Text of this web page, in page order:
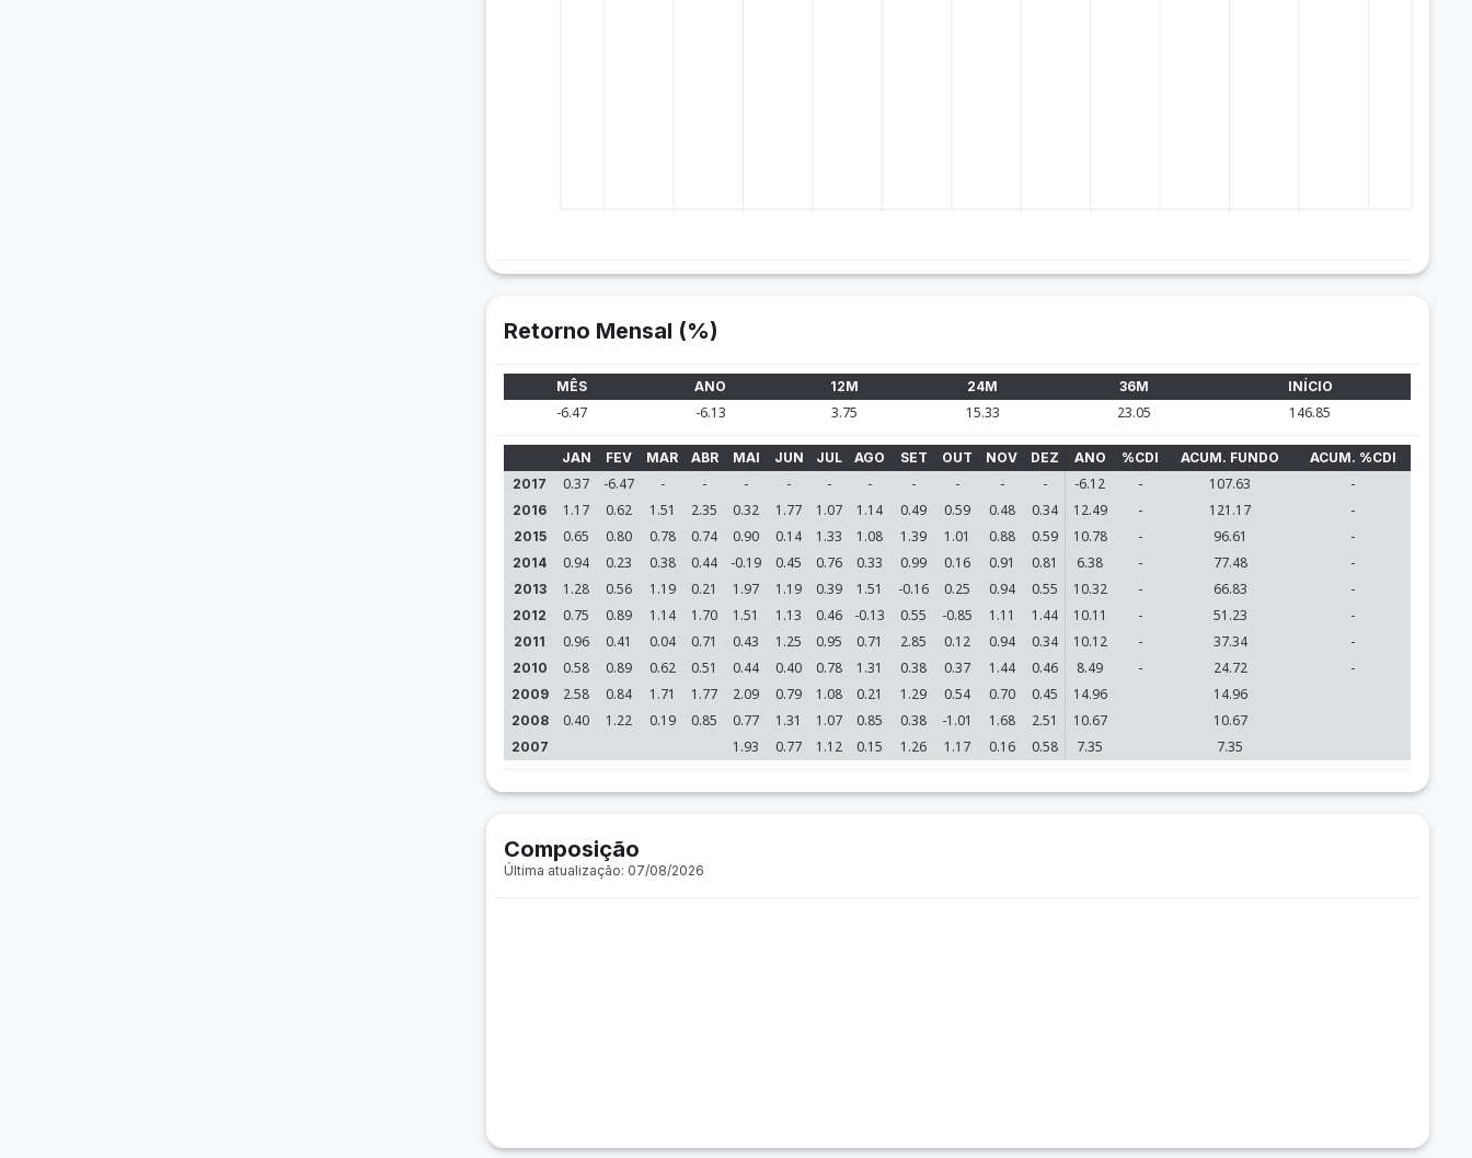
Retorno Mensal (%)
MÊS ANO 12M 24M 36M INÍCIO
-6.47 -6.13 3.75 15.33 23.05 146.85
JAN FEV MAR ABR MAI JUN JUL AGO SET OUT NOV DEZ ANO %CDI ACUM. FUNDO
ACUM. %CDI
2017
0.37 -6.47 - - - - - - - - - - -6.12 - 107.63 -
2016 1.17 0.62 1.51 2.35 0.32 1.77 1.07 1.14 0.49 0.59 0.48 0.34 12.49 - 121.17 -
2015 0.65 0.80 0.78 0.74 0.90 0.14 1.33 1.08 1.39 1.01 0.88 0.59 10.78 - 96.61 -
2014 0.94 0.23 0.38 0.44 -0.19 0.45 0.76 0.33 0.99 0.16 0.91 0.81 6.38 - 77.48 -
2013 1.28 0.56 1.19 0.21 1.97 1.19 0.39 1.51 -0.16 0.25 0.94 0.55 10.32 - 66.83 -
2012 0.75 0.89 1.14 1.70 1.51 1.13 0.46 -0.13 0.55 -0.85 1.11 1.44 10.11 - 51.23 -
2011 0.96 0.41 0.04 0.71 0.43 1.25 0.95 0.71 2.85 0.12 0.94 0.34 10.12 - 37.34 -
2010 0.58 0.89 0.62 0.51 0.44 0.40 0.78 1.31 0.38 0.37 1.44 0.46 8.49 - 24.72 -
2009 2.58 0.84 1.71 1.77 2.09 0.79 1.08 0.21 1.29 0.54 0.70 0.45 14.96 14.96
2008 0.40 1.22 0.19 0.85 0.77 1.31 1.07 0.85 0.38 -1.01 1.68 2.51 10.67 10.67
2007 1.93 0.77 1.12 0.15 1.26 1.17 0.16 0.58 7.35 7.35
Composição
Última atualização: 07/08/2026